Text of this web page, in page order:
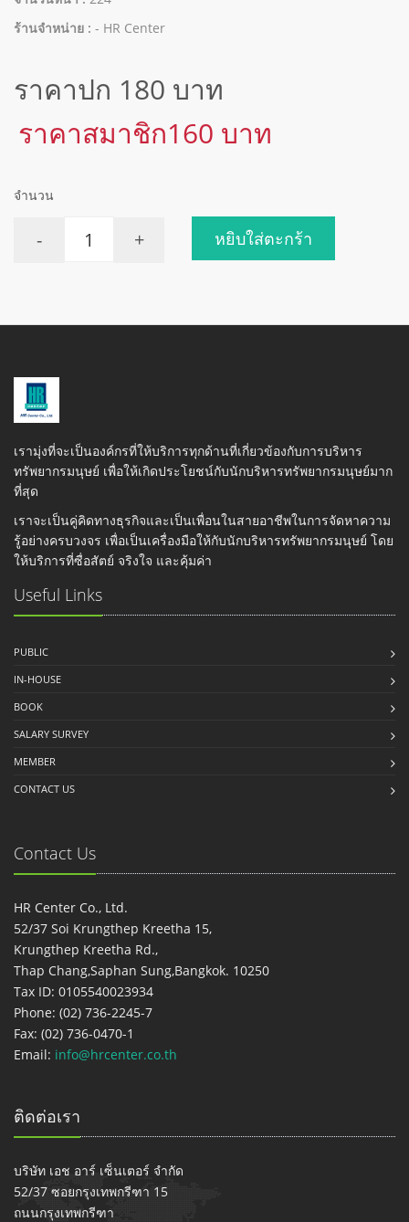
ร้านจำหน่าย : - HR Center
ราคาปก 180 บาท
ราคาสมาชิก160 บาท
จำนวน
- + หยิบใส่ตะกร้า
เรามุ่งที่จะเป็นองค์กรที่ให้บริการทุกด้านที่เกี่ยวข้องกับการบริหาร
ทรัพยากรมนุษย์ เพื่อให้เกิดประโยชน์กับนักบริหารทรัพยากรมนุษย์มาก
ที่สุด
เราจะเป็นคู่คิดทางธุรกิจและเป็นเพื่อนในสายอาชีพในการจัดหาความ
รู้อย่างครบวงจร เพื่อเป็นเครื่องมือให้กับนักบริหารทรัพยากรมนุษย์ โดย
ให้บริการที่ซื่อสัตย์ จริงใจ และคุ้มค่า
Useful Links
PUBLIC
IN-HOUSE
BOOK
SALARY SURVEY
MEMBER
CONTACT US
Contact Us
HR Center Co., Ltd.
52/37 Soi Krungthep Kreetha 15,
Krungthep Kreetha Rd.,
Thap Chang,Saphan Sung,Bangkok. 10250
Tax ID: 0105540023934
Phone: (02) 736-2245-7
Fax: (02) 736-0470-1
Email: info@hrcenter.co.th
ติดต่อเรา
บริษัท เอช อาร์ เซ็นเตอร์ จำกัด
52/37 ซอยกรุงเทพกรีฑา 15
ถนนกรุงเทพกรีฑา